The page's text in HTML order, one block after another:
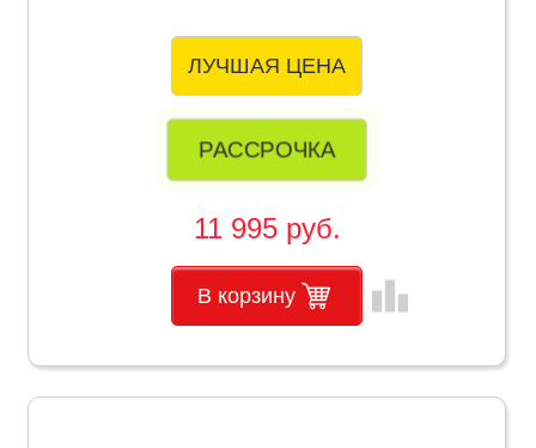
ЛУЧШАЯ ЦЕНА
РАССРОЧКА
11 995 руб.
В корзину leaderboard